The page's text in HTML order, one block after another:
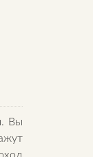
Вы